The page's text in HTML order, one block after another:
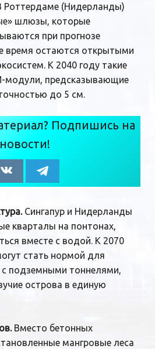
Роттердаме (Нидерланды)
шлюзы, которые
при прогнозе
время остаются открытыми
К 2040 году такие
модули, предсказывающие
до 5 см.
Подпишись на
новости!
Сингапур и Нидерланды
кварталы на понтонах,
вместе с водой. К 2070
стать нормой для
подземными тоннелями,
острова в единую
Вместо бетонных
мангровые леса